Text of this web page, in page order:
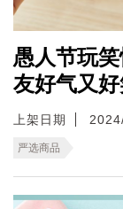
愚人节玩
友好气又
上架日期
严选商品